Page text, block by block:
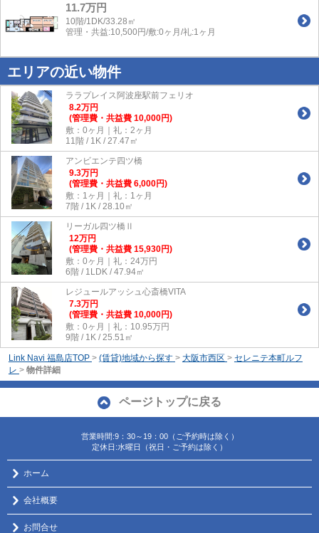
11.7万円
10階/1DK/33.28㎡
管理・共益:10,500円/敷:0ヶ月/礼:1ヶ月
エリアの近い物件
ララプレイス阿波座駅前フェリオ
8.2万円
(管理費・共益費 10,000円)
敷：0ヶ月｜礼：2ヶ月
11階 / 1K / 27.47㎡
アンビエンテ四ツ橋
9.3万円
(管理費・共益費 6,000円)
敷：1ヶ月｜礼：1ヶ月
7階 / 1K / 28.10㎡
リーガル四ツ橋Ⅱ
12万円
(管理費・共益費 15,930円)
敷：0ヶ月｜礼：24万円
6階 / 1LDK / 47.94㎡
レジュールアッシュ心斎橋VITA
7.3万円
(管理費・共益費 10,000円)
敷：0ヶ月｜礼：10.95万円
9階 / 1K / 25.51㎡
Link Navi 福島店TOP > (賃貸)地域から探す > 大阪市西区 > セレニテ本町ルフ
レ > 物件詳細
ページトップに戻る
営業時間:9：30～19：00（ご予約時は除く）
定休日:水曜日（祝日・ご予約は除く）
ホーム
会社概要
お問合せ